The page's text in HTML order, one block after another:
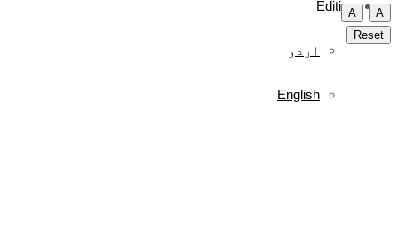
Edition
اردو
English
A
A
Reset